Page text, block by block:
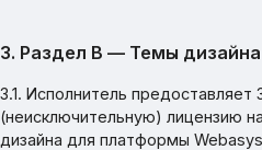
3. Раздел B — Темы дизайна
3.1. Исполнитель предоставляет
(неисключительную) лицензию
дизайна для платформы